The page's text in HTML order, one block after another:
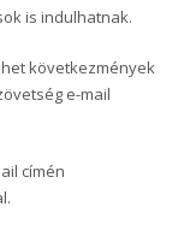
is indulhatnak.
következmények
e-mail
címén